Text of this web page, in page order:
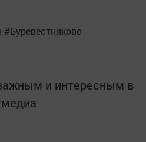
и интересным в